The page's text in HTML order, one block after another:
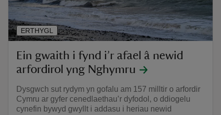
Ein gwaith i fynd i’r afael â newid
arfordirol yng Nghymru
Dysgwch sut rydym yn gofalu am 157 milltir o arfordir
Cymru ar gyfer cenedlaethau’r dyfodol, o ddiogelu
cynefin bywyd gwyllt i addasu i heriau newid
ERTHYGL